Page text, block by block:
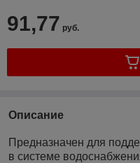
91,77 руб.
Описание
Предназначен для
в системе